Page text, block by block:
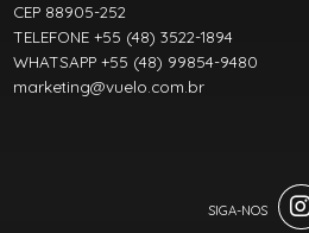
CEP 88905-252
TELEFONE +55 (48) 3522-1894
WHATSAPP +55 (48) 99854-9480
marketing@vuelo.com.br